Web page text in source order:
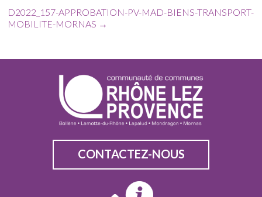
D2022_157-APPROBATION-PV-MAD-BIENS-TRANSPORT-
MOBILITE-MORNAS →
CONTACTEZ-NOUS